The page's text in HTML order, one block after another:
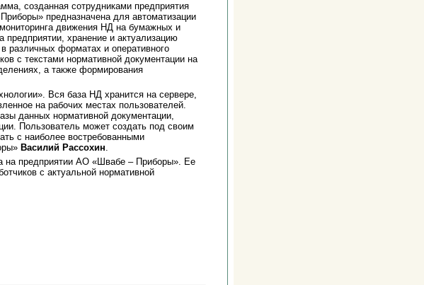
созданная сотрудниками предприятия
предназначена для автоматизации
движения НД на бумажных и
предприятии, хранение и актуализацию
различных форматах и оперативного
с текстами нормативной документации на
а также формирования
Вся база НД хранится на сервере,
на рабочих местах пользователей.
данных нормативной документации,
Пользователь может создать под своим
с наиболее востребованными
Василий Рассохин.
на предприятии АО «Швабе – Приборы». Ее
с актуальной нормативной